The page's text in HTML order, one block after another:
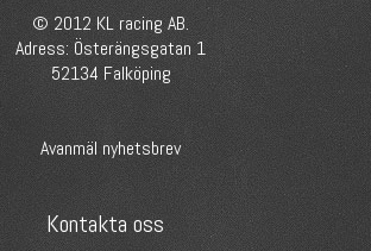
© 2012 KL racing AB.
Adress: Österängsgatan 1
52134 Falköping
Avanmäl nyhetsbrev
Kontakta oss